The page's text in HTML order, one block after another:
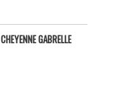
CHEYENNE GABRELLE